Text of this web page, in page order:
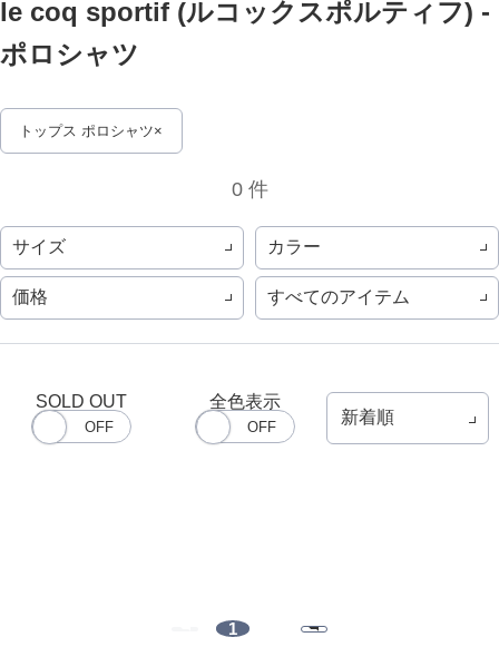
le coq sportif (ルコックスポルティフ) -
ポロシャツ
トップス ポロシャツ
0 件
サイズ カラー
価格 すべてのアイテム
SOLD OUT 全色表示
1